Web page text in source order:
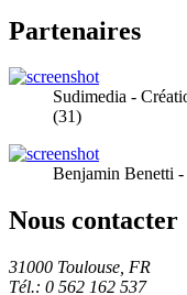
Partenaires
Sudimedia -
(31)
Benjamin Benetti
Nous contacter
31000 Toulouse, FR
Tél.: 0 562 162 537